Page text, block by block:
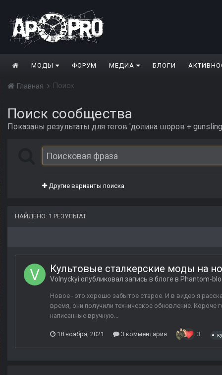
МОДЫ ФОРУМ МЕДИА БЛОГИ
Главная Поиск
Поиск сообщества
Показаны результаты для тегов 'долина шоров +
Другие варианты поиска
НАЙДЕНО: 1 РЕЗУЛЬТАТ
Культовые сталкерские моды на
Volnyckyi опубликовал запись в блоге в Phantom-
Новое - это хорошо забытое старое. И в видео я
время, они получили техническое обновление. Короче
написанные вручную...
18 ноября, 2021 3 комментария 3